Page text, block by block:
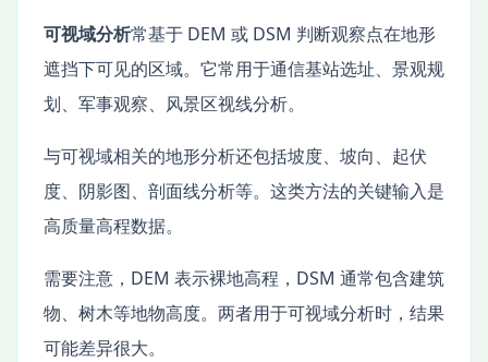
可视域分析常基于 DEM 或 DSM 判断观察点在地形
遮挡下可见的区域。它常用于通信基站选址、景观规
划、军事观察、风景区视线分析。
与可视域相关的地形分析还包括坡度、坡向、起伏
度、阴影图、剖面线分析等。这类方法的关键输入是
高质量高程数据。
需要注意，DEM 表示裸地高程，DSM 通常包含建筑
物、树木等地物高度。两者用于可视域分析时，结果
可能差异很大。